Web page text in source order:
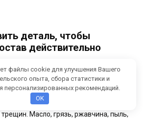
деталь, чтобы
действительно
состав не даст результата без
Это особенно важно при ремонте
пластиковых деталей, фланцев,
Масло, грязь, ржавчина, пыль,
файлы cookie для улучшения Вашего
опыта, сбора статистики и
персонализированных рекомендаций.
OK